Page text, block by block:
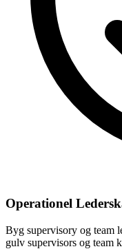
Operationel
Byg supervisory og team
gulv supervisors og team